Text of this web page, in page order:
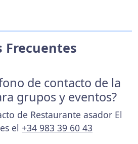
Frecuentes
de contacto de la
grupos y eventos?
de Restaurante asador El
el +34 983 39 60 43